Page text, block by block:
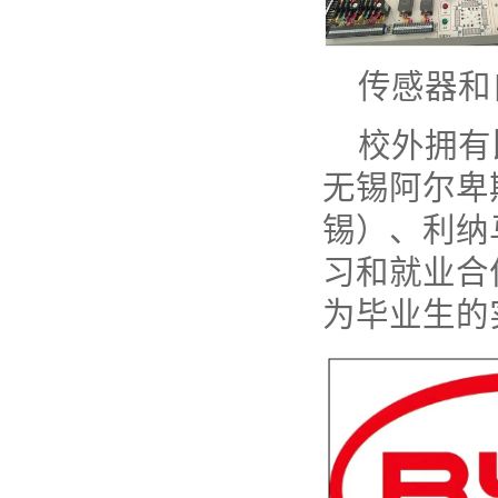
传感器
校外拥
无锡阿尔
锡）、利
习和就业
为毕业生